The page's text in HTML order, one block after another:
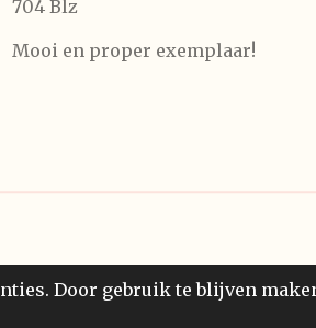
Door gebruik te blijven
704 Blz
Mooi en proper exemplaar!